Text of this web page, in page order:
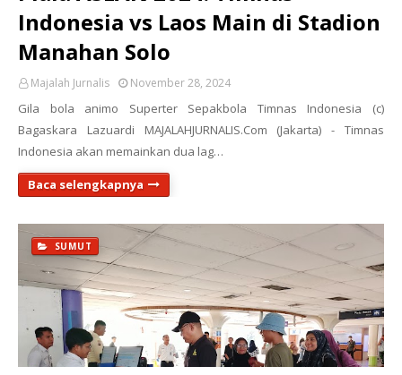
Indonesia vs Laos Main di Stadion
Manahan Solo
Majalah Jurnalis November 28, 2024
Gila bola animo Superter Sepakbola Timnas Indonesia (c)
Bagaskara Lazuardi MAJALAHJURNALIS.Com (Jakarta) - Timnas
Indonesia akan memainkan dua lag…
Baca selengkapnya
SUMUT